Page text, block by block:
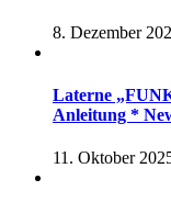
8. Dezember
Laterne
Anleitung *
11. Oktober